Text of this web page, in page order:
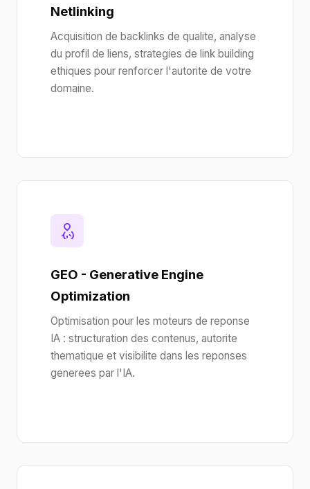
Netlinking
Acquisition de backlinks de qualite, analyse
du profil de liens, strategies de link building
ethiques pour renforcer l'autorite de votre
domaine.
GEO - Generative Engine
Optimization
Optimisation pour les moteurs de reponse
IA : structuration des contenus, autorite
thematique et visibilite dans les reponses
generees par l'IA.